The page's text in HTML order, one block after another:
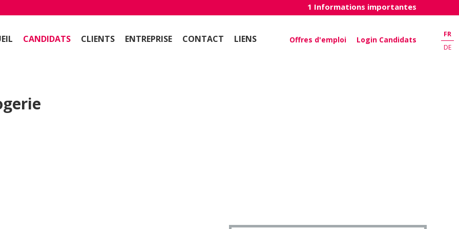
1 Informations importantes
CANDIDATS CLIENTS ENTREPRISE CONTACT LIENS Login Candidats
Offres d'emploi
FR
DE